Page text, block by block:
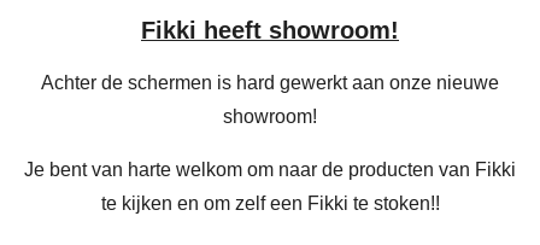
Fikki heeft showroom!
Achter de schermen is hard gewerkt aan onze nieuwe
showroom!
Je bent van harte welkom om naar de producten van Fikki
te kijken en om zelf een Fikki te stoken!!